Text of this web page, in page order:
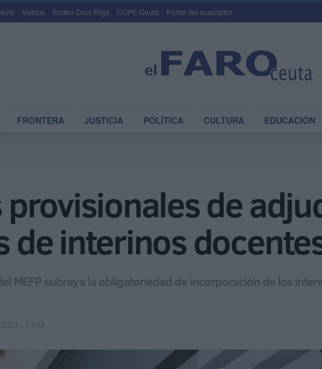
Vuelos Sorteo Cruz Roja COPE Ceuta Portal del suscriptor
FRONTERA JUSTICIA POLÍTICA CULTURA EDUCACIÓN
provisionales de
de interinos
MEFP subraya la obligatoriedad de incorporación de los
2023 - 14:58